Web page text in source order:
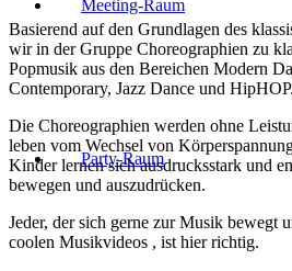
Meeting-Raum
Party-Raum
Basierend auf den Grundlagen des
wir in der Gruppe Choreographien zu
Popmusik aus den Bereichen Modern
Contemporary, Jazz Dance und HipHOP.
Die Choreographien werden ohne
leben vom Wechsel von
Kinder lernen sich ausdrucksstark und
bewegen und auszudrücken.
Jeder, der sich gerne zur Musik bewegt
coolen Musikvideos , ist hier richtig.